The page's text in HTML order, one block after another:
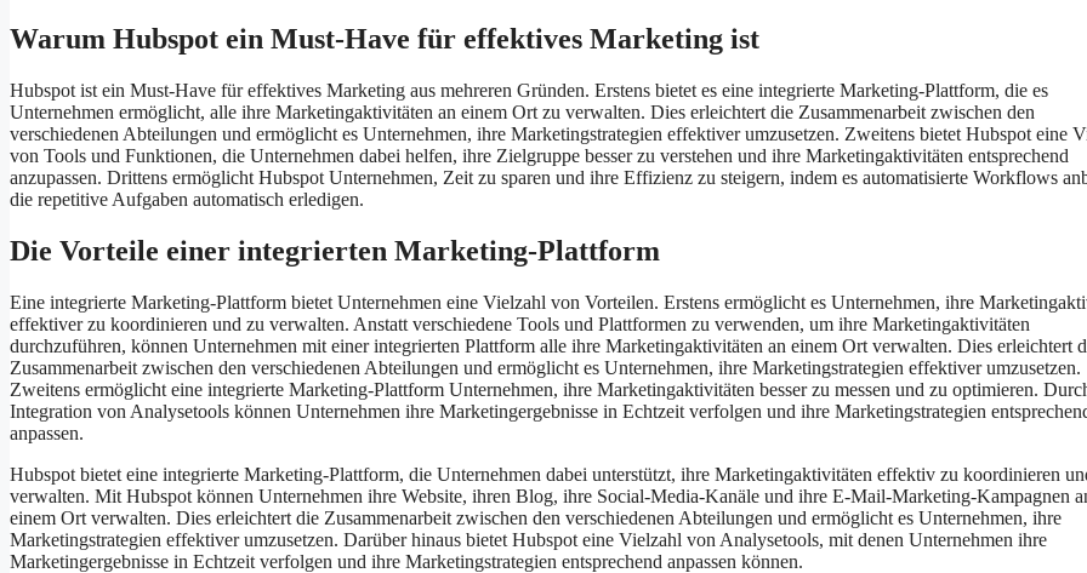
Warum Hubspot ein Must-Have für effektives Marketing ist
Hubspot ist ein Must-Have für effektives Marketing aus mehreren Gründen. Erstens bietet es eine integrierte Marketing-Plattform, die es
Unternehmen ermöglicht, alle ihre Marketingaktivitäten an einem Ort zu verwalten. Dies erleichtert die Zusammenarbeit zwischen den
verschiedenen Abteilungen und ermöglicht es Unternehmen, ihre Marketingstrategien effektiver umzusetzen. Zweitens bietet Hubspot eine
von Tools und Funktionen, die Unternehmen dabei helfen, ihre Zielgruppe besser zu verstehen und ihre Marketingaktivitäten entsprechend
anzupassen. Drittens ermöglicht Hubspot Unternehmen, Zeit zu sparen und ihre Effizienz zu steigern, indem es automatisierte Workflows
die repetitive Aufgaben automatisch erledigen.
Die Vorteile einer integrierten Marketing-Plattform
Eine integrierte Marketing-Plattform bietet Unternehmen eine Vielzahl von Vorteilen. Erstens ermöglicht es Unternehmen, ihre
effektiver zu koordinieren und zu verwalten. Anstatt verschiedene Tools und Plattformen zu verwenden, um ihre Marketingaktivitäten
durchzuführen, können Unternehmen mit einer integrierten Plattform alle ihre Marketingaktivitäten an einem Ort verwalten. Dies erleichtert
Zusammenarbeit zwischen den verschiedenen Abteilungen und ermöglicht es Unternehmen, ihre Marketingstrategien effektiver umzusetzen.
Zweitens ermöglicht eine integrierte Marketing-Plattform Unternehmen, ihre Marketingaktivitäten besser zu messen und zu optimieren.
Integration von Analysetools können Unternehmen ihre Marketingergebnisse in Echtzeit verfolgen und ihre Marketingstrategien
anpassen.
Hubspot bietet eine integrierte Marketing-Plattform, die Unternehmen dabei unterstützt, ihre Marketingaktivitäten effektiv zu koordinieren
verwalten. Mit Hubspot können Unternehmen ihre Website, ihren Blog, ihre Social-Media-Kanäle und ihre E-Mail-Marketing-Kampagnen
einem Ort verwalten. Dies erleichtert die Zusammenarbeit zwischen den verschiedenen Abteilungen und ermöglicht es Unternehmen, ihre
Marketingstrategien effektiver umzusetzen. Darüber hinaus bietet Hubspot eine Vielzahl von Analysetools, mit denen Unternehmen ihre
Marketingergebnisse in Echtzeit verfolgen und ihre Marketingstrategien entsprechend anpassen können.